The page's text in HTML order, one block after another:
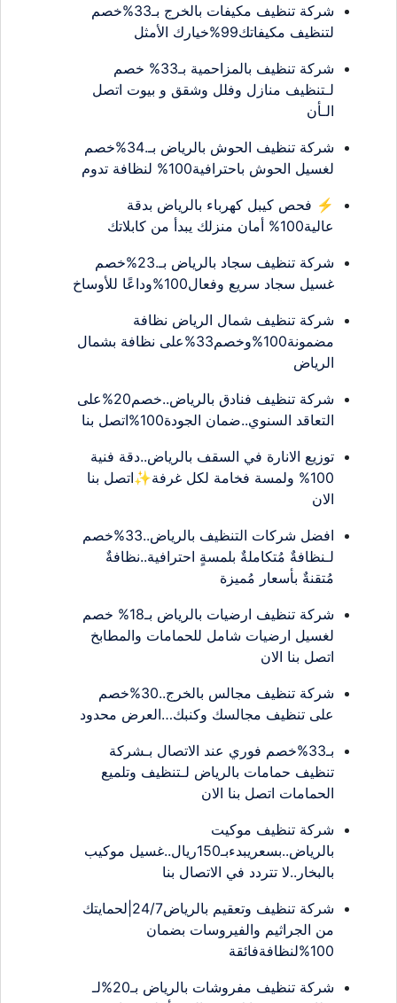
شركة تنظيف مكيفات بالخرج بـ33%خصم
لتنظيف مكيفاتك99%خيارك الأمثل
شركة تنظيف بالمزاحمية بـ33% خصم
لـتنظيف منازل وفلل وشقق و بيوت اتصل
الـأن
شركة تنظيف الحوش بالرياض بـ.34%خصم
لغسيل الحوش باحترافية100% لنظافة تدوم
⚡ فحص كيبل كهرباء بالرياض بدقة
عالية100% أمان منزلك يبدأ من كابلاتك
شركة تنظيف سجاد بالرياض بـ.23%خصم
غسيل سجاد سريع وفعال100%وداعًا للأوساخ
شركة تنظيف شمال الرياض نظافة
مضمونة100%وخصم33%على نظافة بشمال
الرياض
شركة تنظيف فنادق بالرياض..خصم20%على
التعاقد السنوي..ضمان الجودة100%اتصل بنا
توزيع الانارة في السقف بالرياض..دقة فنية
100% ولمسة فخامة لكل غرفة✨اتصل بنا
الان
افضل شركات التنظيف بالرياض..33%خصم
لـنظافةٌ مُتكاملةٌ بلمسةٍ احترافية..نظافةٌ
مُتقنةٌ بأسعار مُميزة
شركة تنظيف ارضيات بالرياض بـ18% خصم
لغسيل ارضيات شامل للحمامات والمطابخ
اتصل بنا الان
شركة تنظيف مجالس بالخرج..30%خصم
على تنظيف مجالسك وكنبك…العرض محدود
بـ33%خصم فوري عند الاتصال بـشركة
تنظيف حمامات بالرياض لـتنظيف وتلميع
الحمامات اتصل بنا الان
شركة تنظيف موكيت
بالرياض..بسعريبدءبـ150ريال..غسيل موكيب
بالبخار..لا تتردد في الاتصال بنا
شركة تنظيف وتعقيم بالرياض24/7|لحمايتك
من الجراثيم والفيروسات بضمان
100%لنظافةفائقة
شركة تنظيف مفروشات بالرياض بـ20%لـ